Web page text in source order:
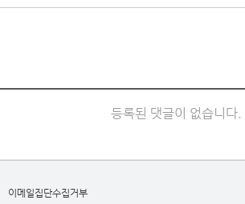
등록된 댓글이 없습니다.
이메일집단수집거부